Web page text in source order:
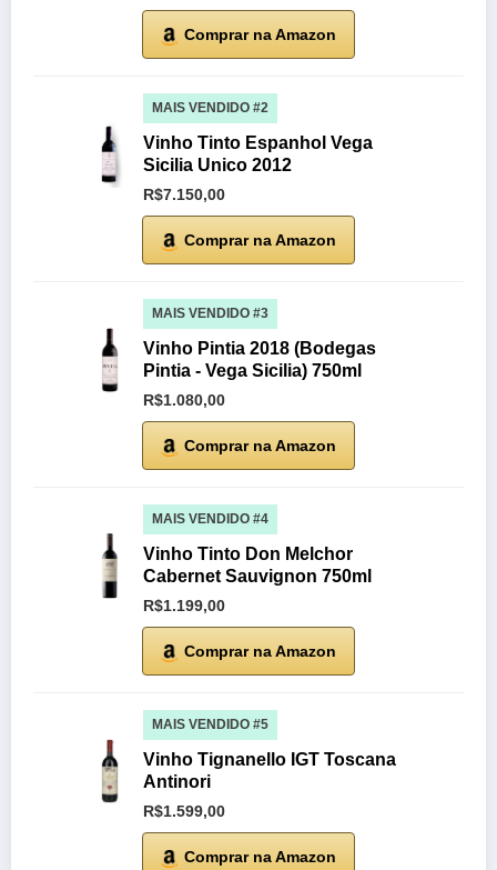
Comprar na Amazon
MAIS VENDIDO #2
Vinho Tinto Espanhol Vega
Sicilia Unico 2012
R$7.150,00
Comprar na Amazon
MAIS VENDIDO #3
Vinho Pintia 2018 (Bodegas
Pintia - Vega Sicilia) 750ml
R$1.080,00
Comprar na Amazon
MAIS VENDIDO #4
Vinho Tinto Don Melchor
Cabernet Sauvignon 750ml
R$1.199,00
Comprar na Amazon
MAIS VENDIDO #5
Vinho Tignanello IGT Toscana
Antinori
R$1.599,00
Comprar na Amazon